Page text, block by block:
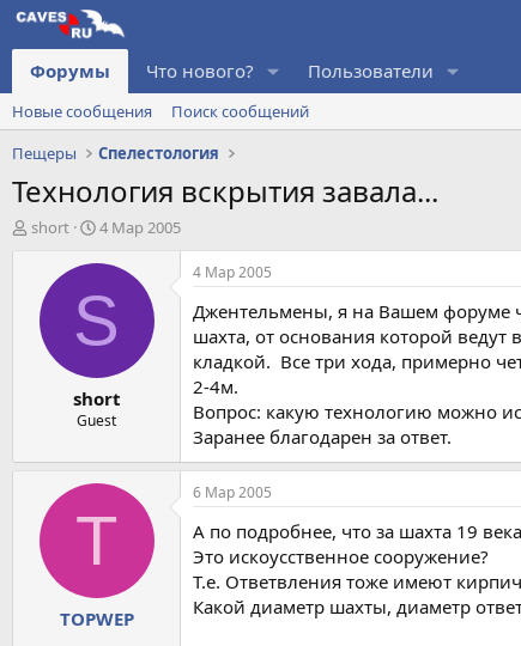
Форумы Что нового? Пользователи
Новые сообщения
Поиск сообщений
Пещеры
Спелестология
Технология вскрытия завала...
А
short
Д
т
а
н
а
а
л
а
4 Мар 2005
S
short
Guest
4 Мар 2005
Джентельмены, я на Вашем форуме
шахта, от основания которой
кладкой. Все три хода, примерно
2-4м.
Вопрос: какую технологию можно
Заранее благодарен за ответ.
T
TOPWEP
6 Мар 2005
А по подробнее, что за шахта 19
Это искоусственное сооружение?
Т.е. Ответвления тоже имеют
Какой диаметр шахты, диаметр